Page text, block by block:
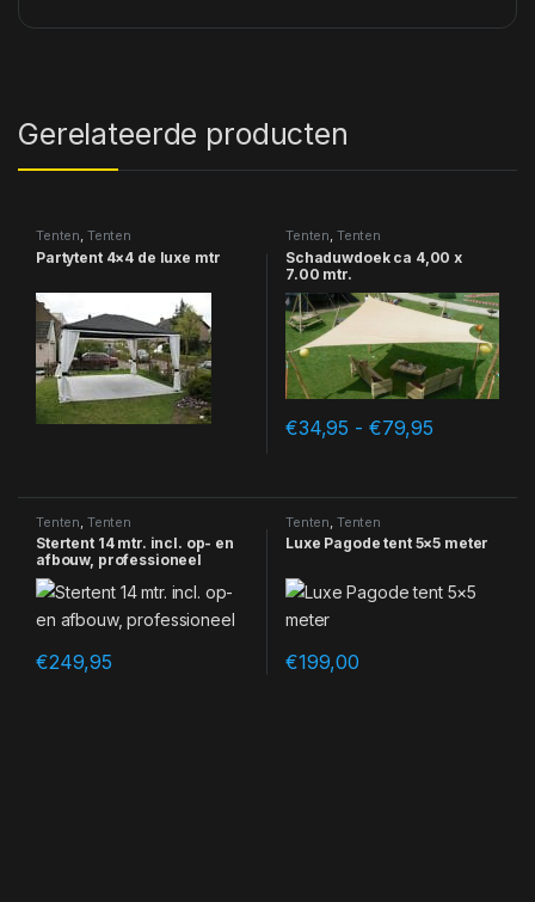
Gerelateerde producten
Tenten, Tenten
Partytent 4×4 de luxe mtr
Tenten, Tenten
Schaduwdoek ca 4,00 x
7.00 mtr.
€34,95 - €79,95
Dit product heeft meerdere
Tenten Tenten
Stertent 14 mtr. incl. op- en
afbouw, professioneel
€249,95
Tenten Tenten
Luxe Pagode tent 5×5 meter
€199,00